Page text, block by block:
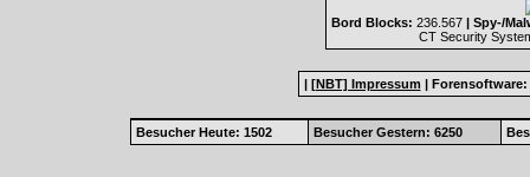
Bord Blocks: 236.567 | Spy-/
CT Security
| [NBT] Impressum | Forensoftware:
Besucher Heute: 1502 Besucher Gestern: 6250